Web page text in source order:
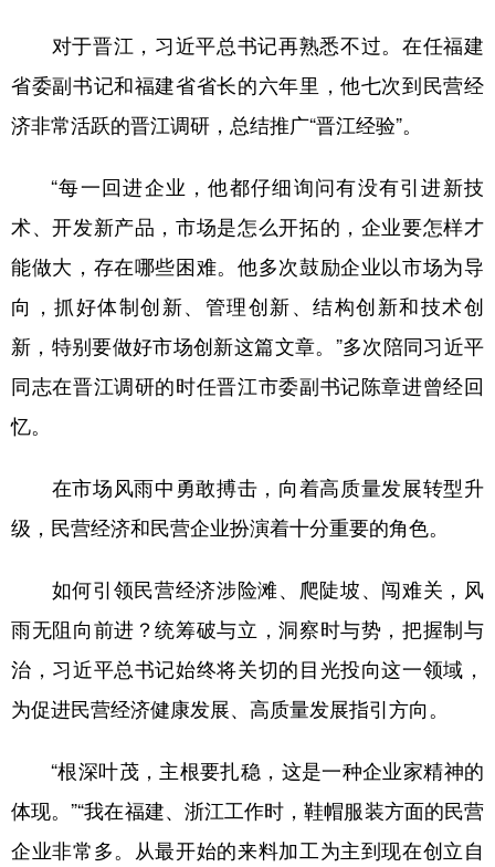
对于晋江，习近平总书记再熟悉不过。在任福建
省委副书记和福建省省长的六年里，他七次到民营经
济非常活跃的晋江调研，总结推广“晋江经验”。
“每一回进企业，他都仔细询问有没有引进新技
术、开发新产品，市场是怎么开拓的，企业要怎样才
能做大，存在哪些困难。他多次鼓励企业以市场为导
向，抓好体制创新、管理创新、结构创新和技术创
新，特别要做好市场创新这篇文章。”多次陪同习近平
同志在晋江调研的时任晋江市委副书记陈章进曾经回
忆。
在市场风雨中勇敢搏击，向着高质量发展转型升
级，民营经济和民营企业扮演着十分重要的角色。
如何引领民营经济涉险滩、爬陡坡、闯难关，风
雨无阻向前进？统筹破与立，洞察时与势，把握制与
治，习近平总书记始终将关切的目光投向这一领域，
为促进民营经济健康发展、高质量发展指引方向。
“根深叶茂，主根要扎稳，这是一种企业家精神的
体现。”“我在福建、浙江工作时，鞋帽服装方面的民营
企业非常多。从最开始的来料加工为主到现在创立自